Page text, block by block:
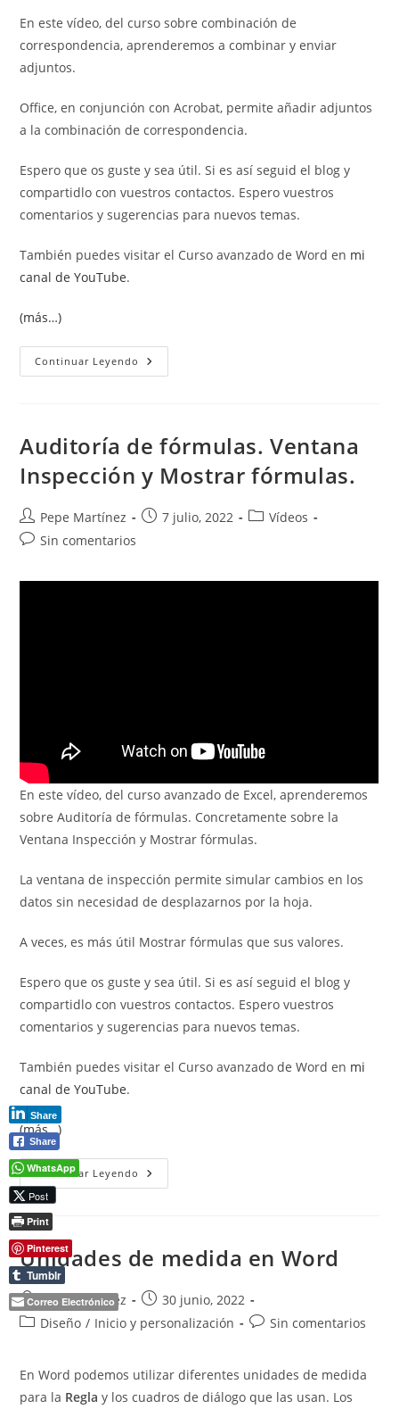
En este vídeo, del curso sobre combinación de
correspondencia, aprenderemos a combinar y enviar
adjuntos.
Office, en conjunción con Acrobat, permite añadir adjuntos
a la combinación de correspondencia.
Espero que os guste y sea útil. Si es así seguid el blog y
compartidlo con vuestros contactos. Espero vuestros
comentarios y sugerencias para nuevos temas.
También puedes visitar el Curso avanzado de Word en mi
canal de YouTube.
(más…)
Continuar Leyendo Combinar
Y
Auditoría de fórmulas. Ventana
Inspección y Mostrar fórmulas.
Autor
de
Pepe Martínez
Publicación
7 julio, 2022
Categoría
Vídeos
Comentarios
Sin comentarios
En este vídeo, del curso avanzado de Excel, aprenderemos
sobre Auditoría de fórmulas. Concretamente sobre la
Ventana Inspección y Mostrar fórmulas.
La ventana de inspección permite simular cambios en los
datos sin necesidad de desplazarnos por la hoja.
A veces, es más útil Mostrar fórmulas que sus valores.
Espero que os guste y sea útil. Si es así seguid el blog y
compartidlo con vuestros contactos. Espero vuestros
comentarios y sugerencias para nuevos temas.
También puedes visitar el Curso avanzado de Word en mi
canal de YouTube.
(más…)
Continuar Leyendo Auditoría
De
Mostrar
Fórmulas.
Unidades de medida en Word
Autor
de
Pepe Martínez
Publicación
de
la
30 junio, 2022
Categoría
entrada:
Diseño / Inicio y personalización
Comentarios
entrada:
Sin comentarios
En Word podemos utilizar diferentes unidades de medida
para la Regla y los cuadros de diálogo que las usan. Los
Share
Share
WhatsApp
Post
Print
Pinterest
Tumblr
Correo Electrónico